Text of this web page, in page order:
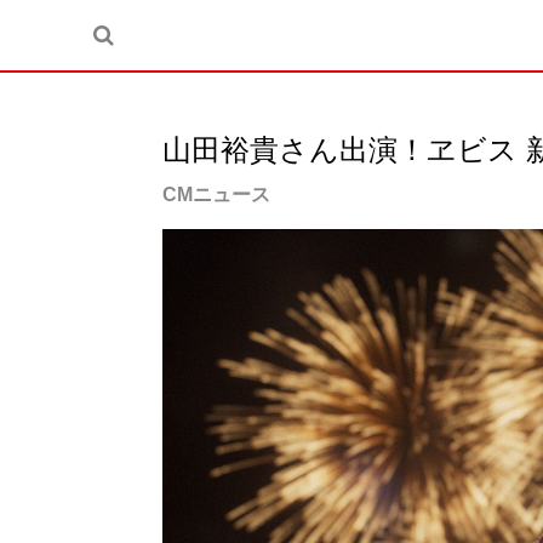
山田裕貴さん出演！ヱビス
CMニュース